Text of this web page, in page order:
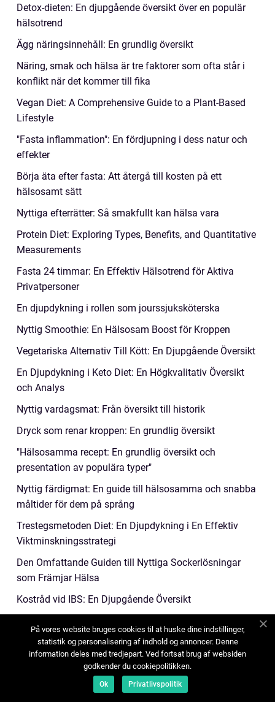
Detox-dieten: En djupgående översikt över en populär
hälsotrend
Ägg näringsinnehåll: En grundlig översikt
Näring, smak och hälsa är tre faktorer som ofta står i
konflikt när det kommer till fika
Vegan Diet: A Comprehensive Guide to a Plant-Based
Lifestyle
"Fasta inflammation": En fördjupning i dess natur och
effekter
Börja äta efter fasta: Att återgå till kosten på ett
hälsosamt sätt
Nyttiga efterrätter: Så smakfullt kan hälsa vara
Protein Diet: Exploring Types, Benefits, and Quantitative
Measurements
Fasta 24 timmar: En Effektiv Hälsotrend för Aktiva
Privatpersoner
En djupdykning i rollen som jourssjuksköterska
Nyttig Smoothie: En Hälsosam Boost för Kroppen
Vegetariska Alternativ Till Kött: En Djupgående Översikt
En Djupdykning i Keto Diet: En Högkvalitativ Översikt
och Analys
Nyttig vardagsmat: Från översikt till historik
Dryck som renar kroppen: En grundlig översikt
"Hälsosamma recept: En grundlig översikt och
presentation av populära typer"
Nyttig färdigmat: En guide till hälsosamma och snabba
måltider för dem på språng
Trestegsmetoden Diet: En Djupdykning i En Effektiv
Viktminskningsstrategi
Den Omfattande Guiden till Nyttiga Sockerlösningar
som Främjar Hälsa
Kostråd vid IBS: En Djupgående Översikt
Nyttig blåbärspaj - en smakfull och hälsosam
delikatess
Proteinrik Diet: Maximera Ditt Proteinintag För Optimal
Hälsa och Prestanda
På vores website bruges cookies til at huske dine indstillinger,
statistik og personalisering af indhold og annoncer. Denne
information deles med tredjepart. Ved fortsat brug af websiden
godkender du cookiepolitikken.
Ok Privatlivspolitik